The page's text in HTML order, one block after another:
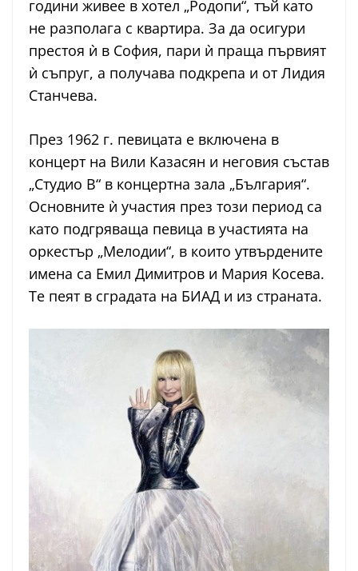
години живее в хотел „Родопи“, тъй като
не разполага с квартира. За да осигури
престоя ѝ в София, пари ѝ праща първият
ѝ съпруг, а получава подкрепа и от Лидия
Станчева.
През 1962 г. певицата е включена в
концерт на Вили Казасян и неговия състав
„Студио В“ в концертна зала „България“.
Основните ѝ участия през този период са
като подгряваща певица в участията на
оркестър „Мелодии“, в които утвърдените
имена са Емил Димитров и Мария Косева.
Те пеят в сградата на БИАД и из страната.